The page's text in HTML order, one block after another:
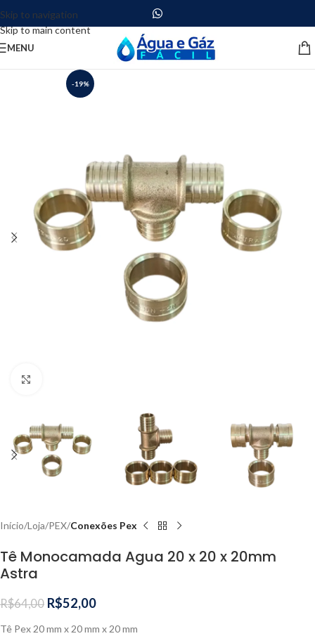
Skip to navigation
Skip to main content
MENU
-19%
Início Loja PEX Conexões Pex
Tê Monocamada Agua 20 x 20 x 20mm
Astra
R$64,00 R$52,00
Tê Pex 20 mm x 20 mm x 20 mm